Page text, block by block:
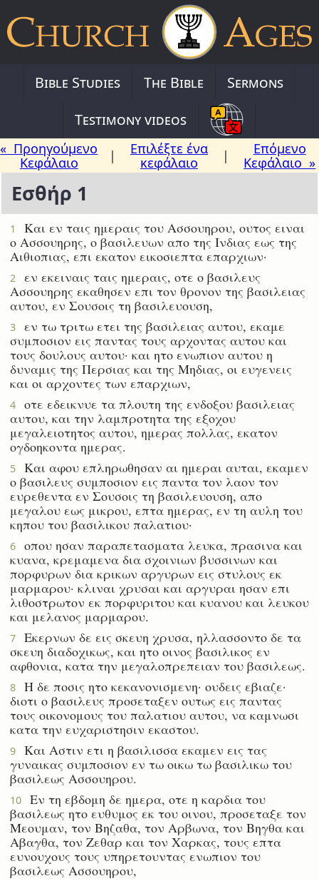
Bible Studies The Bible
Sermons
Testimony videos
« Προηγούμενο
Κεφάλαιο
|
Επιλέξτε ένα
κεφάλαιο
|
Επόμενο
Κεφάλαιο »
Εσθήρ 1
1
Και εν ταις ημεραις του Ασσουηρου, ουτος ειναι
ο Ασσουηρης, ο βασιλευων απο της Ινδιας εως της
Αιθιοπιας, επι εκατον εικοσιεπτα επαρχιων·
2
εν εκειναις ταις ημεραις, οτε ο βασιλευς
Ασσουηρης εκαθησεν επι τον θρονον της βασιλειας
αυτου, εν Σουσοις τη βασιλευουση,
3
εν τω τριτω ετει της βασιλειας αυτου, εκαμε
συμποσιον εις παντας τους αρχοντας αυτου και
τους δουλους αυτου· και ητο ενωπιον αυτου η
δυναμις της Περσιας και της Μηδιας, οι ευγενεις
και οι αρχοντες των επαρχιων,
4
οτε εδεικνυε τα πλουτη της ενδοξου βασιλειας
αυτου, και την λαμπροτητα της εξοχου
μεγαλειοτητος αυτου, ημερας πολλας, εκατον
ογδοηκοντα ημερας.
5
Και αφου επληρωθησαν αι ημεραι αυται, εκαμεν
ο βασιλευς συμποσιον εις παντα τον λαον τον
ευρεθεντα εν Σουσοις τη βασιλευουση, απο
μεγαλου εως μικρου, επτα ημερας, εν τη αυλη του
κηπου του βασιλικου παλατιου·
6
οπου ησαν παραπετασματα λευκα, πρασινα και
κυανα, κρεμαμενα δια σχοινιων βυσσινων και
πορφυρων δια κρικων αργυρων εις στυλους εκ
μαρμαρου· κλιναι χρυσαι και αργυραι ησαν επι
λιθοστρωτον εκ πορφυριτου και κυανου και λευκου
και μελανος μαρμαρου.
7
Εκερνων δε εις σκευη χρυσα, ηλλασσοντο δε τα
σκευη διαδοχικως, και ητο οινος βασιλικος εν
αφθονια, κατα την μεγαλοπρεπειαν του βασιλεως.
8
Η δε ποσις ητο κεκανονισμενη· ουδεις εβιαζε·
διοτι ο βασιλευς προσεταξεν ουτως εις παντας
τους οικονομους του παλατιου αυτου, να καμνωσι
κατα την ευχαριστησιν εκαστου.
9
Και Αστιν ετι η βασιλισσα εκαμεν εις τας
γυναικας συμποσιον εν τω οικω τω βασιλικω του
βασιλεως Ασσουηρου.
10
Εν τη εβδομη δε ημερα, οτε η καρδια του
βασιλεως ητο ευθυμος εκ του οινου, προσεταξε τον
Μεουμαν, τον Βηζαθα, τον Αρβωνα, τον Βηγθα και
Αβαγθα, τον Ζεθαρ και τον Χαρκας, τους επτα
ευνουχους τους υπηρετουντας ενωπιον του
βασιλεως Ασσουηρου,